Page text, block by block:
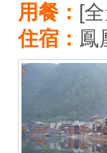
用餐： [
住宿： 鳳